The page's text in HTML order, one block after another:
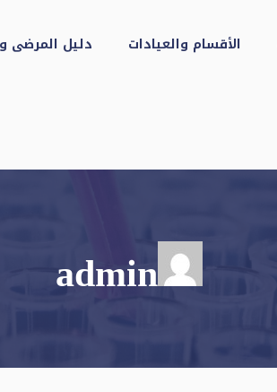
الأقسام والعيادات دليل المرضى
admin